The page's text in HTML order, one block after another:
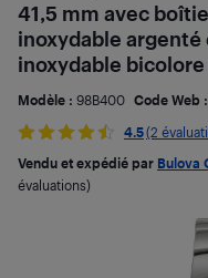
41,5 mm avec
inoxydable
inoxydable
Modèle : 98B400 Code Web :
4.5(2
Vendu et expédié par Bulova
évaluations)